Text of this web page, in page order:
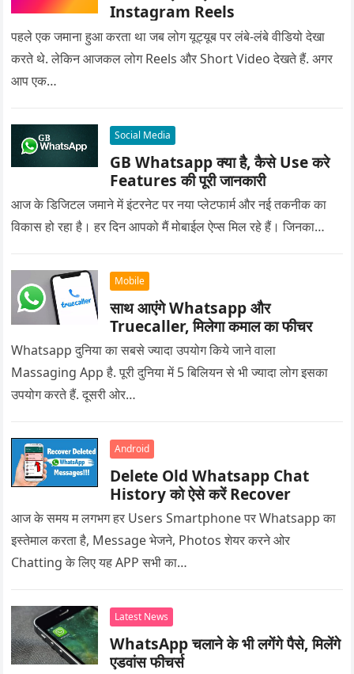
Instagram Reels
पहले एक जमाना हुआ करता था जब लोग यूट्यूब पर लंबे-लंबे वीडियो देखा
करते थे. लेकिन आजकल लोग Reels और Short Video देखते हैं. अगर
आप एक…
Social Media
GB Whatsapp क्या है, कैसे Use करे
Features की पूरी जानकारी
आज के डिजिटल जमाने में इंटरनेट पर नया प्लेटफार्म और नई तकनीक का
विकास हो रहा है। हर दिन आपको मैं मोबाईल ऐप्स मिल रहे हैं। जिनका…
Mobile
साथ आएंगे Whatsapp और
Truecaller, मिलेगा कमाल का फीचर
Whatsapp दुनिया का सबसे ज्यादा उपयोग किये जाने वाला
Massaging App है. पूरी दुनिया में 5 बिलियन से भी ज्यादा लोग इसका
उपयोग करते हैं. दूसरी ओर…
Android
Delete Old Whatsapp Chat
History को ऐसे करें Recover
आज के समय म लगभग हर Users Smartphone पर Whatsapp का
इस्तेमाल करता है, Message भेजने, Photos शेयर करने ओर
Chatting के लिए यह APP सभी का…
Latest News
WhatsApp चलाने के भी लगेंगे पैसे, मिलेंगे
एडवांस फीचर्स